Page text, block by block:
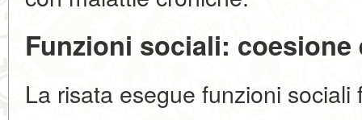
Funzioni sociali:
La risata esegue funzioni sociali